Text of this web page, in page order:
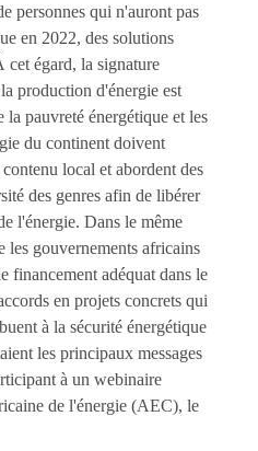
personnes qui n'auront pas
en 2022, des solutions
cet égard, la signature
production d'énergie est
pauvreté énergétique et les
du continent doivent
local et abordent des
des genres afin de libérer
l'énergie. Dans le même
les gouvernements africains
financement adéquat dans le
en projets concrets qui
à la sécurité énergétique
les principaux messages
à un webinaire
de l'énergie (AEC), le